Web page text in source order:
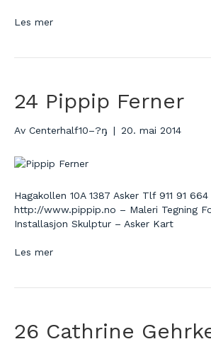
Les mer
24 Pippip Ferner
Av Centerhalf10–?ŋ | 20. mai 2014
Hagakollen 10A 1387 Asker Tlf 911 91
http://www.pippip.no – Maleri Tegning
Installasjon Skulptur – Asker Kart
Les mer
26 Cathrine